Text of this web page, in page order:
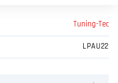
Tuning-Tec
LPAU22